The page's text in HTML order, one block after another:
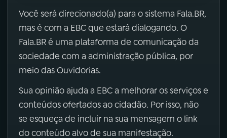
Você será direcionado(a) para o sistema Fala.BR,
mas é com a EBC que estará dialogando. O
Fala.BR é uma plataforma de comunicação da
sociedade com a administração pública, por
meio das Ouvidorias.
Sua opinião ajuda a EBC a melhorar os serviços e
conteúdos ofertados ao cidadão. Por isso, não
se esqueça de incluir na sua mensagem o link
do conteúdo alvo de sua manifestação.